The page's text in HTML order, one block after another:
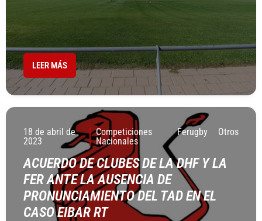
LEER MÁS
18 de abril de
2023
Competiciones
Nacionales
Ferugby Otros
ACUERDO DE CLUBES DE LA DHF Y LA
FER ANTE LA AUSENCIA DE
PRONUNCIAMIENTO DEL TAD EN EL
CASO EIBAR RT